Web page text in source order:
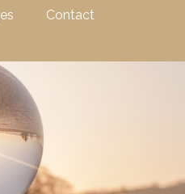
Contact